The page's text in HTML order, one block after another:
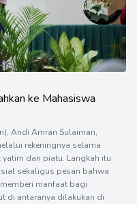
ke Mahasiswa
Andi Amran Sulaiman,
rekeningnya selama
dan piatu. Langkah itu
sekaligus pesan bahwa
manfaat bagi
di antaranya dilakukan di